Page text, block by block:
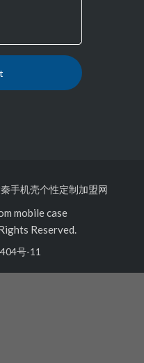
手机壳个性定制加盟网
mobile case
Reserved.
号-11